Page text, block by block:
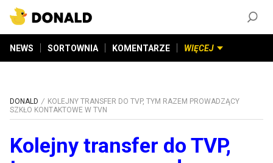
NEWS SORTOWNIA KOMENTARZE WIĘCEJ
DONALD
KOLEJNY TRANSFER DO TVP, TYM RAZEM PROWADZĄCY
SZKŁO KONTAKTOWE W TVN
Kolejny transfer do TVP,